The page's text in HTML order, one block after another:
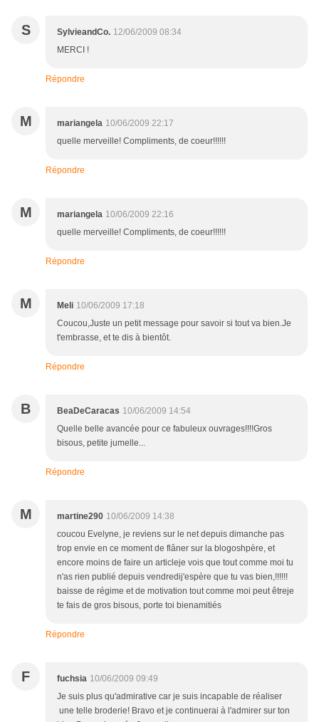
S SylvieandCo. 12/06/2009 08:34
MERCI !
Répondre
M mariangela 10/06/2009 22:17
quelle merveille! Compliments, de coeur!!!!!!
Répondre
M mariangela 10/06/2009 22:16
quelle merveille! Compliments, de coeur!!!!!!
Répondre
M Meli 10/06/2009 17:18
Coucou,Juste un petit message pour savoir si tout va bien.Je
t'embrasse, et te dis à bientôt.
Répondre
B BeaDeCaracas 10/06/2009 14:54
Quelle belle avancée pour ce fabuleux ouvrages!!!!Gros
bisous, petite jumelle...
Répondre
M martine290 10/06/2009 14:38
coucou Evelyne, je reviens sur le net depuis dimanche pas
trop envie en ce moment de flâner sur la blogoshpère, et
encore moins de faire un articleje vois que tout comme moi tu
n'as rien publié depuis vendredij'espère que tu vas bien,!!!!!!
baisse de régime et de motivation tout comme moi peut êtreje
te fais de gros bisous, porte toi bienamitiés
Répondre
F fuchsia 10/06/2009 09:49
Je suis plus qu'admirative car je suis incapable de réaliser
une telle broderie! Bravo et je continuerai à l'admirer sur ton